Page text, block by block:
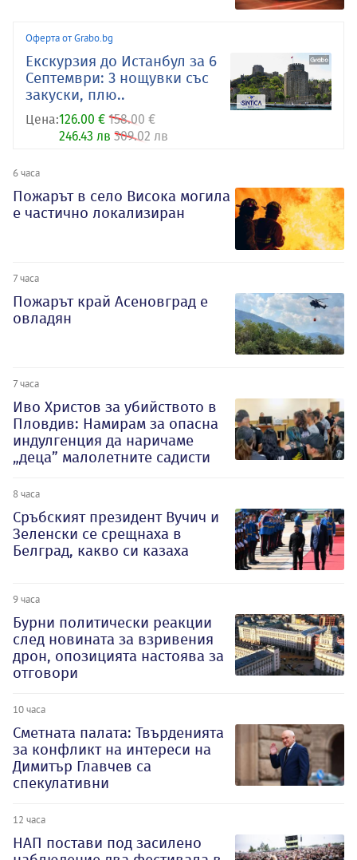
Оферта от Grabo.bg
Екскурзия до Истанбул за 6
Септември: 3 нощувки със
закуски, плю..
Цена:126.00 € 158.00 €
246.43 лв 309.02 лв
6 часа
Пожарът в село Висока могила
е частично локализиран
7 часа
Пожарът край Асеновград е
овладян
7 часа
Иво Христов за убийството в
Пловдив: Намирам за опасна
индулгенция да наричаме
„деца” малолетните садисти
8 часа
Сръбският президент Вучич и
Зеленски се срещнаха в
Белград, какво си казаха
9 часа
Бурни политически реакции
след новината за взривения
дрон, опозицията настоява за
отговори
10 часа
Сметната палата: Твърденията
за конфликт на интереси на
Димитър Главчев са
спекулативни
12 часа
НАП постави под засилено